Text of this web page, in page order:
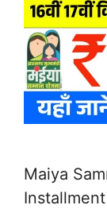
Maiya
Installment